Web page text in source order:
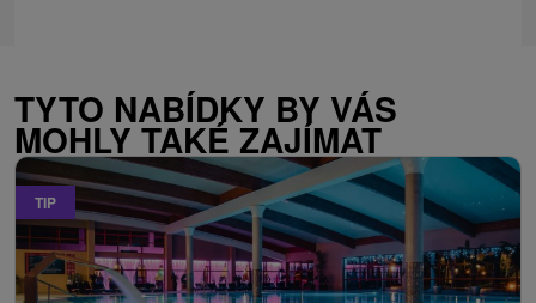
TYTO NABÍDKY BY VÁS
MOHLY TAKÉ ZAJÍMAT
TIP